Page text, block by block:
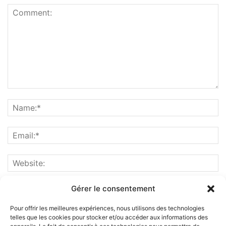
Gérer le consentement
Pour offrir les meilleures expériences, nous utilisons des technologies
telles que les cookies pour stocker et/ou accéder aux informations des